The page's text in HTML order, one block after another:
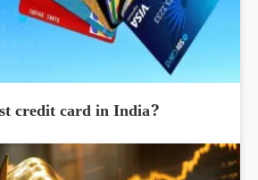
credit card in India?